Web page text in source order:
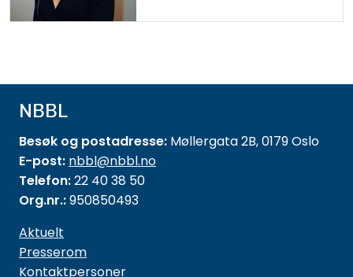
NBBL
Besøk og postadresse: Møllergata 2B, 0179 Oslo
E-post: nbbl@nbbl.no
Telefon:22 40 38 50
Org.nr.:950850493
Aktuelt
Presserom
Kontaktpersoner